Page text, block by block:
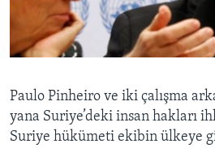
HAYATTAN
SANAT
BIZI TAKIP EDIN
Diller
Paulo Pinheiro ve iki çalışma
yana Suriye’deki insan hakları
Suriye hükümeti ekibin ülkeye